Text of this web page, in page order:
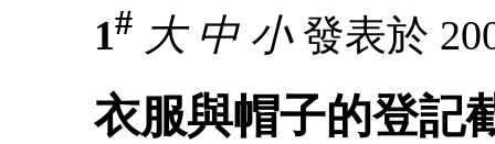
1# 大 中 小發表於
衣服與帽子的登記